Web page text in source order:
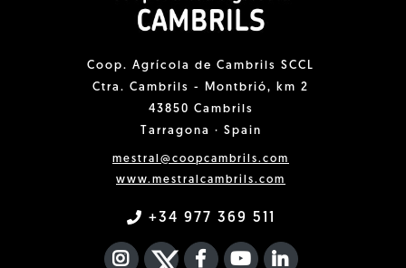
Coop. Agrícola de Cambrils SCCL
Ctra. Cambrils - Montbrió, km 2
43850 Cambrils
Tarragona · Spain
mestral@coopcambrils.com
www.mestralcambrils.com
+34 977 369 511
INSTAGRAM
TWITTER
FACEBOOK F
YOUTUBEFA LINKEDIN